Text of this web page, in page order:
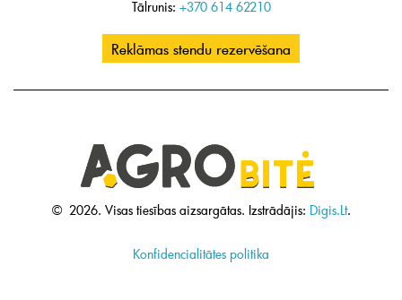
Tālrunis: +370 614 62210
Reklāmas stendu rezervēšana
© 2026. Visas tiesības aizsargātas. Izstrādājis: Digis.Lt.
Konfidencialitātes politika